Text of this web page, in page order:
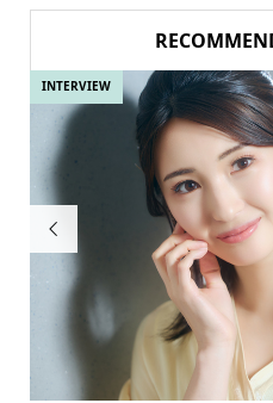

INTERVIEW